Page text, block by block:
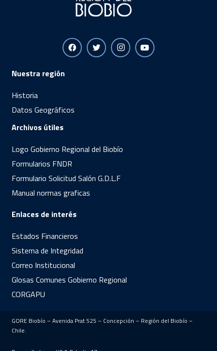
Nuestra región
Historia
Datos Geográficos
Archivos útiles
Logo Gobierno Regional del Biobío
Formularios FNDR
Formulario Solicitud Salón G.D.L.F
Manual normas graficas
Enlaces de interés
Estados Financieros
Sistema de Integridad
Correo Institucional
Glosas Comunes Gobierno Regional
CORGAPU
GORE Biobío – Avenida Prat 525 – Concepción – Región del Biobío –
Chile.